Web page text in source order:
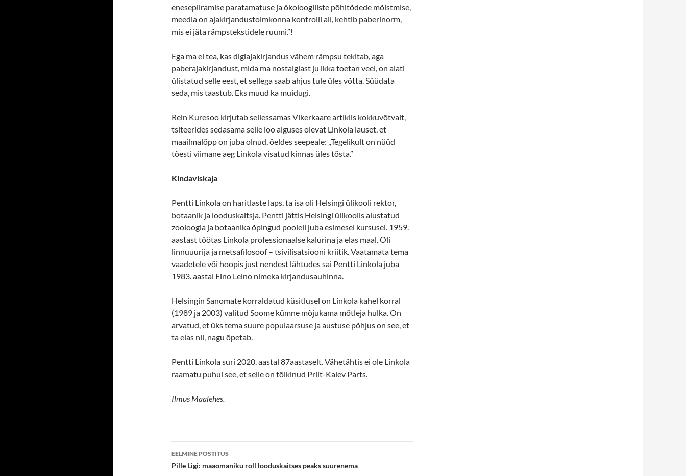
enesepiiramise paratamatuse ja ökoloogiliste põhitõdede mõistmise,
meedia on ajakirjandustoimkonna kontrolli all, kehtib paberinorm,
mis ei jäta rämpstekstidele ruumi.”!
Ega ma ei tea, kas digiajakirjandus vähem rämpsu tekitab, aga
paberajakirjandust, mida ma nostalgiast ju ikka toetan veel, on alati
ülistatud selle eest, et sellega saab ahjus tule üles võtta. Süüdata
seda, mis taastub. Eks muud ka muidugi.
Rein Kuresoo kirjutab sellessamas Vikerkaare artiklis kokkuvõtvalt,
tsiteerides sedasama selle loo alguses olevat Linkola lauset, et
maailmalõpp on juba olnud, öeldes seepeale: „Tegelikult on nüüd
tõesti viimane aeg Linkola visatud kinnas üles tõsta.”
Kindaviskaja
Pentti Linkola on haritlaste laps, ta isa oli Helsingi ülikooli rektor,
botaanik ja looduskaitsja. Pentti jättis Helsingi ülikoolis alustatud
zooloogia ja botaanika õpingud pooleli juba esimesel kursusel. 1959.
aastast töötas Linkola professionaalse kalurina ja elas maal. Oli
linnuuurija ja metsafilosoof – tsivilisatsiooni kriitik. Vaatamata tema
vaadetele või hoopis just nendest lähtudes sai Pentti Linkola juba
1983. aastal Eino Leino nimeka kirjandusauhinna.
Helsingin Sanomate korraldatud küsitlusel on Linkola kahel korral
(1989 ja 2003) valitud Soome kümne mõjukama mõtleja hulka. On
arvatud, et üks tema suure populaarsuse ja austuse põhjus on see, et
ta elas nii, nagu õpetab.
Pentti Linkola suri 2020. aastal 87aastaselt. Vähetähtis ei ole Linkola
raamatu puhul see, et selle on tõlkinud Priit-Kalev Parts.
Ilmus Maalehes.
Postituste
töölaud
EELMINE POSTITUS
Pille Ligi: maaomaniku roll looduskaitses peaks suurenema